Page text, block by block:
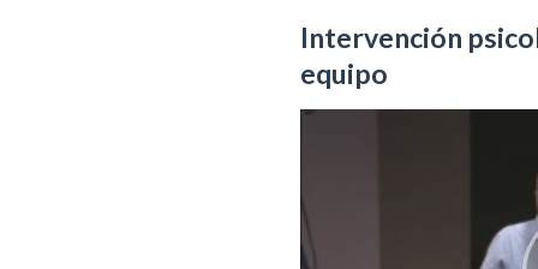
Intervención
equipo